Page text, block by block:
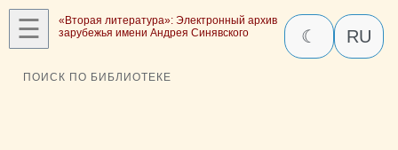
☰
«Вторая литература»: Электронный архив
зарубежья имени Андрея Синявского
☾ RU
ПОИСК ПО БИБЛИОТЕКЕ